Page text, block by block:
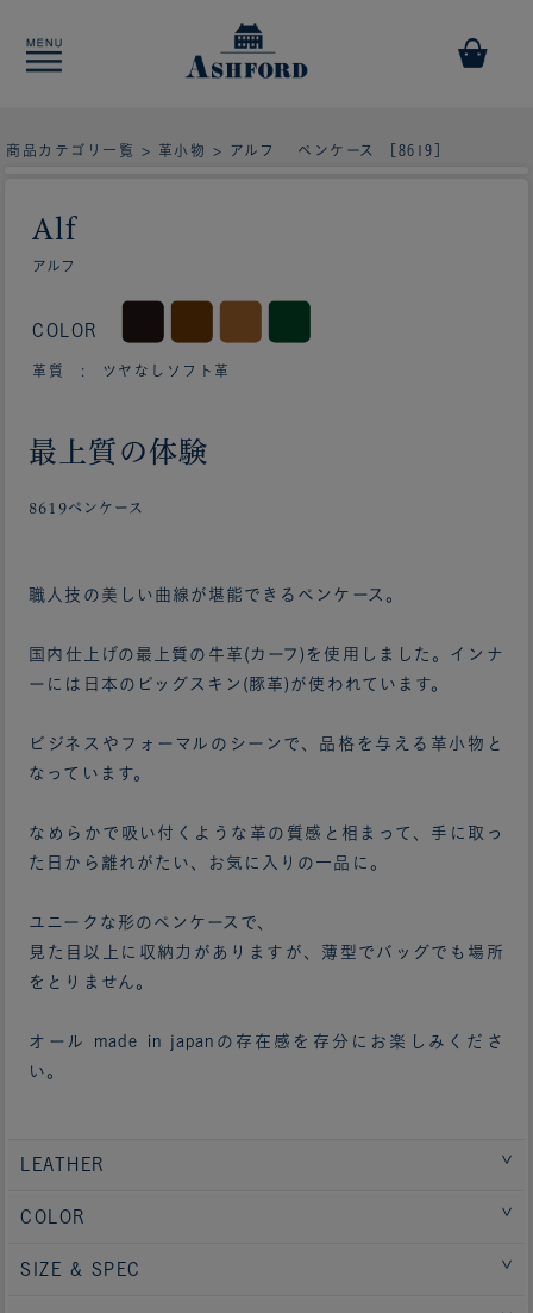
商品カテゴリ一覧 > 革小物 > アルフ ペンケース ［8619］
Alf
アルフ
COLOR
革質 : ツヤなしソフト革
最上質の体験
8619ペンケース
職人技の美しい曲線が堪能できるペンケース。
国内仕上げの最上質の牛革(カーフ)を使用しました。インナ
ーには日本のピッグスキン(豚革)が使われています。
ビジネスやフォーマルのシーンで、品格を与える革小物と
なっています。
なめらかで吸い付くような革の質感と相まって、手に取っ
た日から離れがたい、お気に入りの一品に。
ユニークな形のペンケースで、
見た目以上に収納力がありますが、薄型でバッグでも場所
をとりません。
オール made in japanの存在感を存分にお楽しみくださ
い。
LEATHER
COLOR
SIZE & SPEC